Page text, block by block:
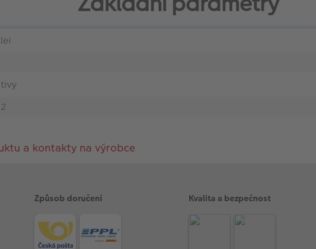
a kontakty na výrobce
Způsob doručení Kvalita a bezpečnost